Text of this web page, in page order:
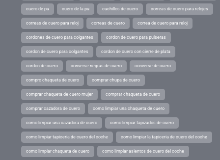
cuero de pu cuero de la pu cuchillos de cuero correas de cuero para relojes
correas de cuero para reloj correas de cuero correa de cuero para reloj
cordones de cuero para colgantes cordon de cuero para pulseras
cordon de cuero para colgantes cordon de cuero con cierre de plata
cordon de cuero converse negras de cuero converse de cuero
compro chaqueta de cuero comprar chupa de cuero
comprar chaqueta de cuero mujer comprar chaqueta de cuero
comprar cazadora de cuero como limpiar una chaqueta de cuero
como limpiar una cazadora de cuero como limpiar tapizados de cuero
como limpiar tapiceria de cuero del coche como limpiar la tapiceria de cuero del coche
como limpiar chaqueta de cuero como limpiar asientos de cuero del coche